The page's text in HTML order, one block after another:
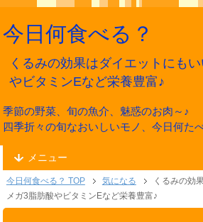
今日何食べる？
くるみの効果はダイエットにも
やビタミンEなど栄養豊富♪
季節の野菜、旬の魚介、魅惑のお肉～♪
四季折々の旬なおいしいモノ、今日何た
メニュー
今日何食べる？ TOP 気になる
くるみの効
メガ3脂肪酸やビタミンEなど栄養豊富♪